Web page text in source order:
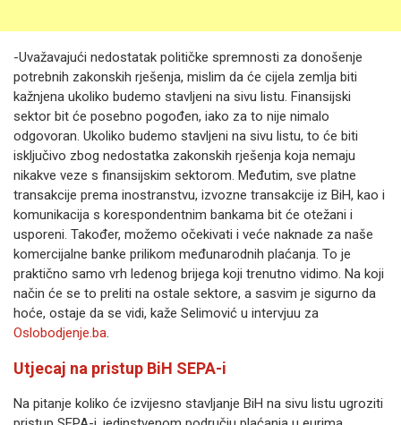
-Uvažavajući nedostatak političke spremnosti za donošenje
potrebnih zakonskih rješenja, mislim da će cijela zemlja biti
kažnjena ukoliko budemo stavljeni na sivu listu. Finansijski
sektor bit će posebno pogođen, iako za to nije nimalo
odgovoran. Ukoliko budemo stavljeni na sivu listu, to će biti
isključivo zbog nedostatka zakonskih rješenja koja nemaju
nikakve veze s finansijskim sektorom. Međutim, sve platne
transakcije prema inostranstvu, izvozne transakcije iz BiH, kao i
komunikacija s korespondentnim bankama bit će otežani i
usporeni. Također, možemo očekivati i veće naknade za naše
komercijalne banke prilikom međunarodnih plaćanja. To je
praktično samo vrh ledenog brijega koji trenutno vidimo. Na koji
način će se to preliti na ostale sektore, a sasvim je sigurno da
hoće, ostaje da se vidi, kaže Selimović u intervjuu za
Oslobodjenje.ba.
Utjecaj na pristup BiH SEPA-i
Na pitanje koliko će izvijesno stavljanje BiH na sivu listu ugroziti